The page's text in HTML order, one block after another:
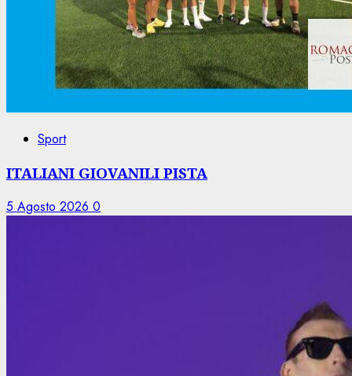
Sport
ITALIANI GIOVANILI PISTA
5 Agosto 2026 0